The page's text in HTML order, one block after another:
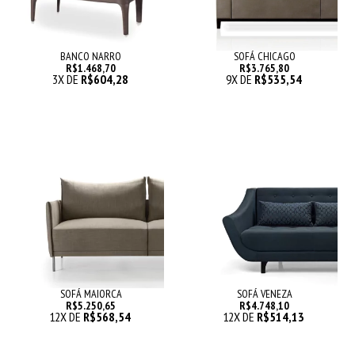
BANCO NARRO
R$1.468,70
3X DE R$604,28
SOFÁ CHICAGO
R$3.765,80
9X DE R$535,54
SOFÁ MAIORCA
R$5.250,65
12X DE R$568,54
SOFÁ VENEZA
R$4.748,10
12X DE R$514,13